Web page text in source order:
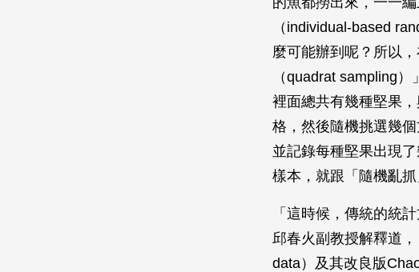
（individual-based
麼可能辦到呢？所以
（quadrat sampling
裡面總共有幾種堅果
格，然後隨機挑選幾
並記錄每種堅果出現
樣本，就跟「隨機亂抓
「這時候，傳統的統
邱春火副教授解釋道
data）及其改良版